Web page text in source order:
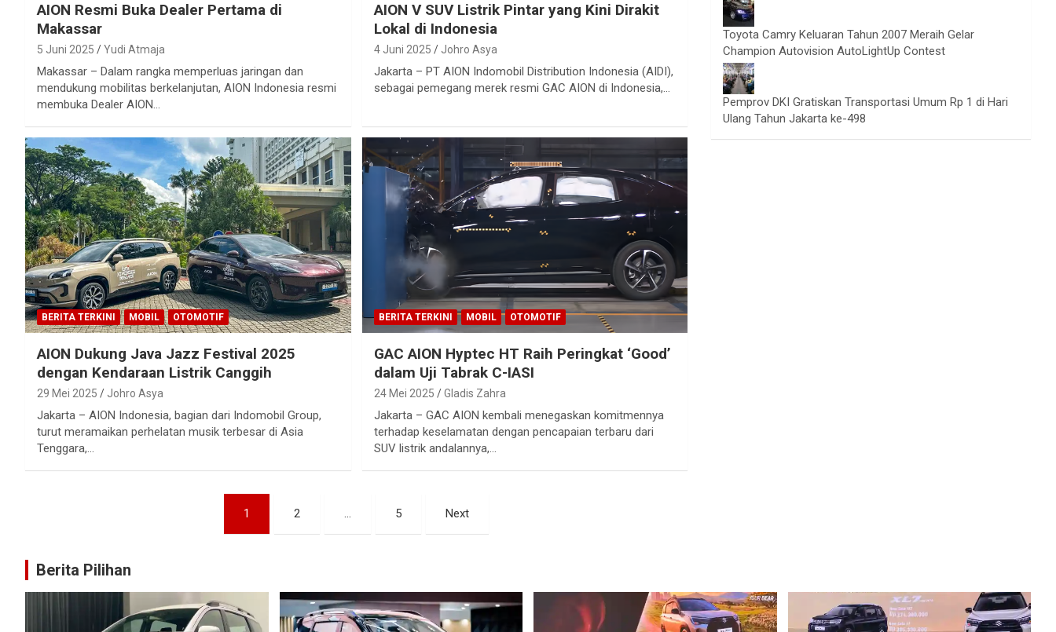
AION Resmi Buka Dealer Pertama di
Makassar
5 Juni 2025 Yudi Atmaja
Makassar – Dalam rangka memperluas jaringan dan
mendukung mobilitas berkelanjutan, AION Indonesia resmi
membuka Dealer AION…
AION V SUV Listrik Pintar yang Kini Dirakit
Lokal di Indonesia
4 Juni 2025 Johro Asya
Jakarta – PT AION Indomobil Distribution Indonesia (AIDI),
sebagai pemegang merek resmi GAC AION di Indonesia,…
BERITA TERKINI MOBIL OTOMOTIF
AION Dukung Java Jazz Festival 2025
dengan Kendaraan Listrik Canggih
29 Mei 2025 Johro Asya
Jakarta – AION Indonesia, bagian dari Indomobil Group,
turut meramaikan perhelatan musik terbesar di Asia
Tenggara,…
BERITA TERKINI MOBIL OTOMOTIF
GAC AION Hyptec HT Raih Peringkat ‘Good’
dalam Uji Tabrak C-IASI
24 Mei 2025 Gladis Zahra
Jakarta – GAC AION kembali menegaskan komitmennya
terhadap keselamatan dengan pencapaian terbaru dari
SUV listrik andalannya,…
1 2 … 5 Next
Toyota Camry Keluaran Tahun 2007 Meraih Gelar
Champion Autovision AutoLightUp Contest
Pemprov DKI Gratiskan Transportasi Umum Rp 1 di Hari
Ulang Tahun Jakarta ke-498
Berita Pilihan